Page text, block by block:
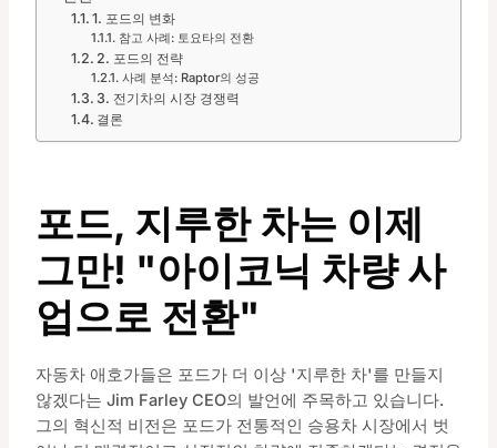
1. 포드의 변화
참고 사례: 토요타의 전환
2. 포드의 전략
사례 분석: Raptor의 성공
3. 전기차의 시장 경쟁력
결론
포드, 지루한 차는 이제
그만! "아이코닉 차량 사
업으로 전환"
자동차 애호가들은 포드가 더 이상 '지루한 차'를 만들지
않겠다는 Jim Farley CEO의 발언에 주목하고 있습니다.
그의 혁신적 비전은 포드가 전통적인 승용차 시장에서 벗